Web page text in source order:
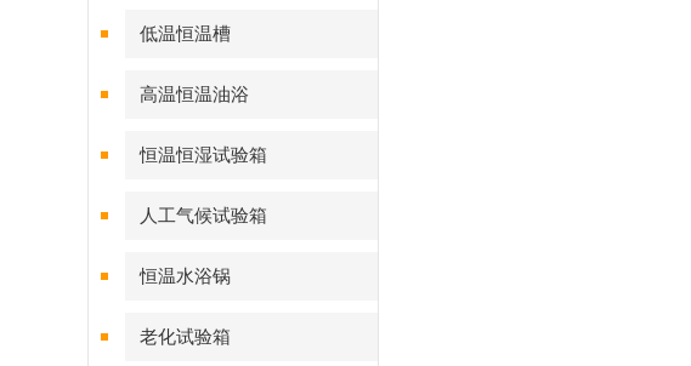
低温恒温槽
高温恒温油浴
恒温恒湿试验箱
人工气候试验箱
恒温水浴锅
老化试验箱